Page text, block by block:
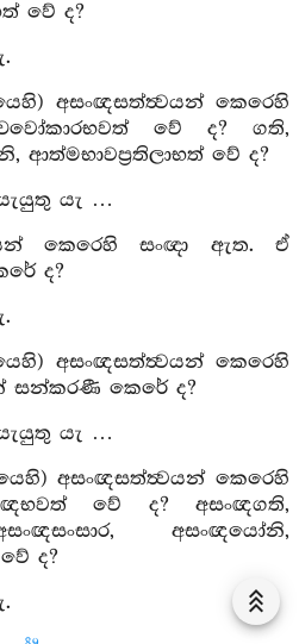
වේ ද?
අසංඥසත්ත්‍වයන් කෙරෙහි
වේ ද? ගති,
ආත්මභාවප්‍රතිලාභත් වේ ද?
යැ …
කෙරෙහි සංඥා ඇත. ඒ
ද?
අසංඥසත්ත්‍වයන් කෙරෙහි
සන්කරණී කෙරේ ද?
යැ …
අසංඥසත්ත්‍වයන් කෙරෙහි
වේ ද? අසංඥගති,
අසංඥයෝනි,
ද?